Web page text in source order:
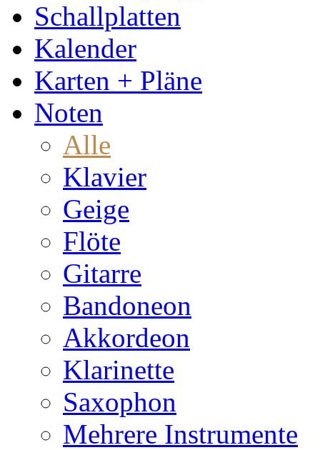
Schallplatten
Kalender
Karten + Pläne
Noten
Alle
Klavier
Geige
Flöte
Gitarre
Bandoneon
Akkordeon
Klarinette
Saxophon
Mehrere Instrumente